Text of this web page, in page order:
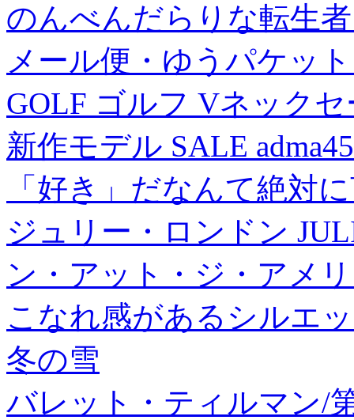
のんべんだらりな転生
メール便・ゆうパケッ
GOLF ゴルフ Vネック
新作モデル SALE
「好き」だなんて絶対
ジュリー・ロンドン
ン・アット・ジ・アメ
こなれ感があるシルエ
冬の雪
バレット・ティルマン/